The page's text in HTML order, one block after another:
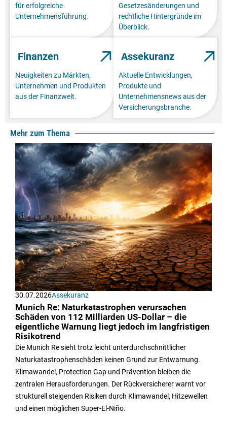
für erfolgreiche
Unternehmensführung.
Gesetzesänderungen und
rechtliche Hintergründe im
Überblick.
Finanzen
Neuigkeiten zu Märkten,
Unternehmen und Produkten
aus der Finanzwelt.
Assekuranz
Aktuelle Entwicklungen,
Produkte und
Unternehmensnews aus der
Versicherungsbranche.
Mehr zum Thema
30.07.2026Assekuranz
Munich Re: Naturkatastrophen verursachen
Schäden von 112 Milliarden US-Dollar – die
eigentliche Warnung liegt jedoch im langfristigen
Risikotrend
Die Munich Re sieht trotz leicht unterdurchschnittlicher
Naturkatastrophenschäden keinen Grund zur Entwarnung.
Klimawandel, Protection Gap und Prävention bleiben die
zentralen Herausforderungen. Der Rückversicherer warnt vor
strukturell steigenden Risiken durch Klimawandel, Hitzewellen
und einen möglichen Super-El-Niño.